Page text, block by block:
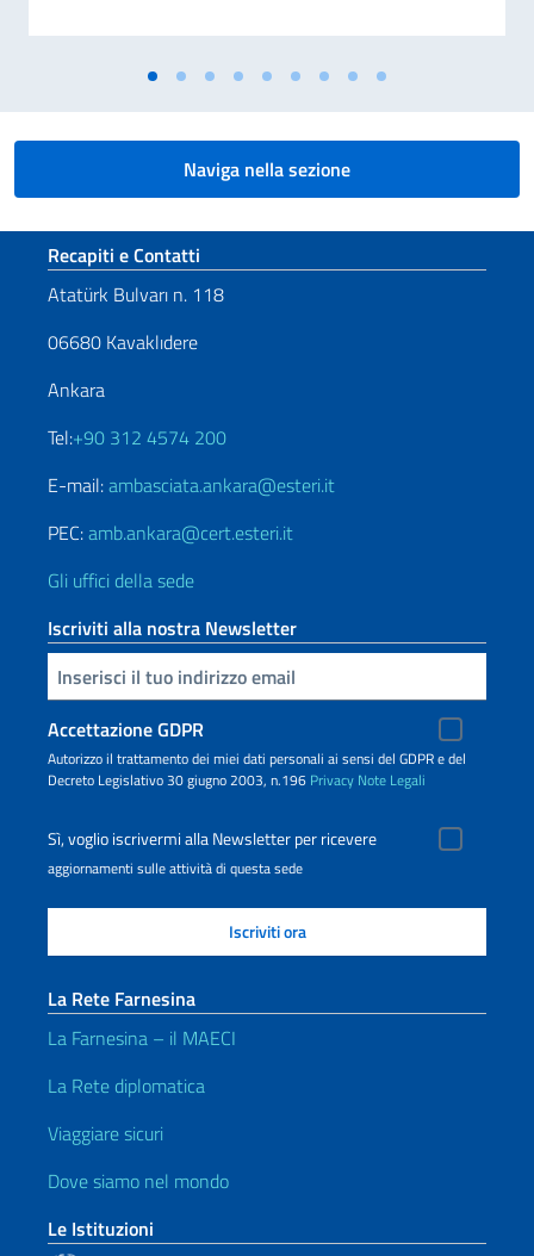
Naviga nella sezione
Sezione footer
Recapiti e Contatti
Atatürk Bulvarı n. 118
06680 Kavaklıdere
Ankara
Tel:+90 312 4574 200
E-mail:ambasciata.ankara@esteri.it
PEC:amb.ankara@cert.esteri.it
Gli uffici della sede
Iscriviti alla nostra Newsletter
Inserisci la tua email
Accettazione GDPR
Autorizzo il trattamento dei miei dati personali ai sensi del GDPR e del
Decreto Legislativo 30 giugno 2003, n.196 Privacy Note Legali
Sì, voglio iscrivermi alla Newsletter per ricevere
aggiornamenti sulle attività di questa sede
La Rete Farnesina
La Farnesina – il MAECI
La Rete diplomatica
Viaggiare sicuri
Dove siamo nel mondo
Le Istituzioni